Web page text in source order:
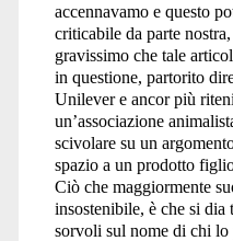
accennavamo e questo
criticabile da parte
gravissimo che tale
in questione, partorito
Unilever e ancor più
un’associazione
scivolare su un
spazio a un prodotto
Ciò che maggiormente
insostenibile, è che si
sorvoli sul nome di chi